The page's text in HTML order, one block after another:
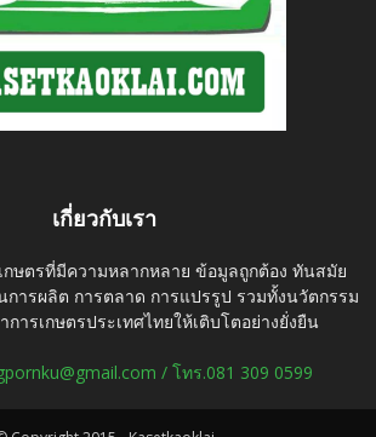
เกี่ยวกับเรา
กษตรที่มีความหลากหลาย ข้อมูลถูกต้อง ทันสมัย
การผลิต การตลาด การแปรรูป รวมทั้งนวัตกรรม
ารเกษตรประเทศไทยให้เติบโตอย่างยั่งยืน
/ โทร.081 309 0599